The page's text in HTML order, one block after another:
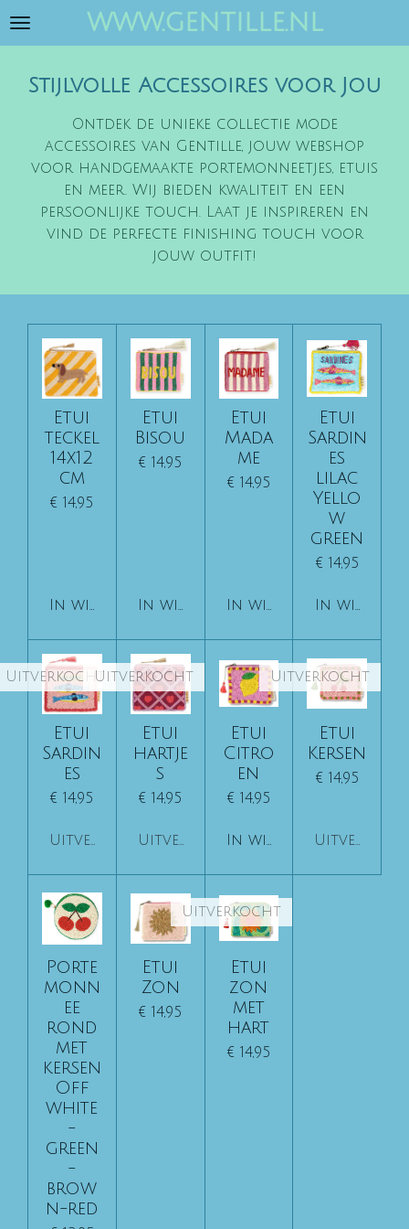
Ga
www.gentille.nl
Stijlvolle Accessoires voor Jou
Ontdek de unieke collectie mode
accessoires van Gentille, jouw webshop
voor handgemaakte portemonneetjes, etuis
en meer. Wij bieden kwaliteit en een
persoonlijke touch. Laat je inspireren en
vind de perfecte finishing touch voor
jouw outfit!
Etui
teckel
14x12
cm
€ 14,95
In winkelwagen
Etui
Bisou
€ 14,95
In winkelwagen
Etui
Mada
me
€ 14,95
In winkelwagen
Etui
Sardin
es
lilac
Yello
w
green
€ 14,95
In
Uitverkocht
Etui
Sardin
es
€ 14,95
Uitverkocht
Uitverkocht
Etui
hartje
s
€ 14,95
Uitverkocht
Etui
Citro
en
€ 14,95
In winkelwagen
Uitverkocht
Etui
Kersen
€ 14,95
Porte
monn
ee
rond
met
kersen
Off
white
-
green
-
brow
n-red
Etui
Zon
€ 14,95
Uitverkocht
Etui
zon
met
hart
€ 14,95